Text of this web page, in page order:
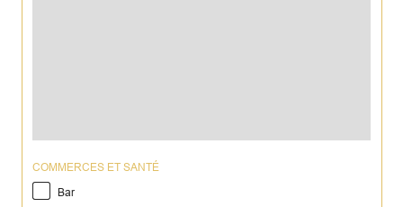
COMMERCES ET SANTÉ
Bar